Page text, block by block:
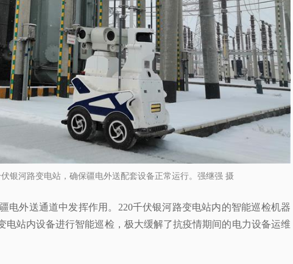
银河路变电站，确保疆电外送配套设备正常运行。强继强 摄
电外送通道中发挥作用。220千伏银河路变电站内的智能巡检机器
电站内设备进行智能巡检，极大缓解了抗疫情期间的电力设备运维